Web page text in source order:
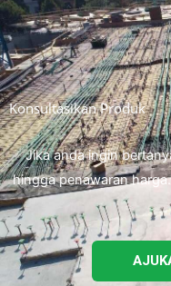
Konsultasikan Produk
Jika anda ingin
hingga penawaran